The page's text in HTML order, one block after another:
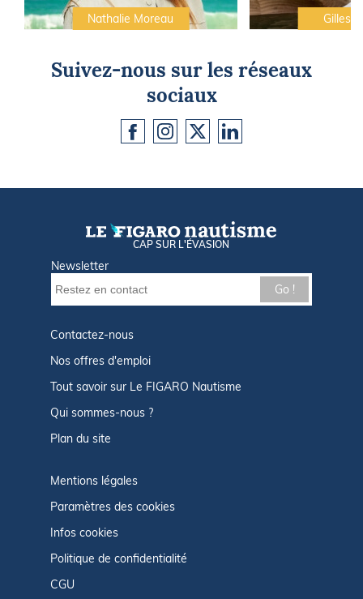
Nathalie Moreau Gilles
Suivez-nous sur les réseaux
sociaux
CAP SUR L'ÉVASION
Newsletter
Go !
Contactez-nous
Nos offres d'emploi
Tout savoir sur Le FIGARO Nautisme
Qui sommes-nous ?
Plan du site
Mentions légales
Paramètres des cookies
Infos cookies
Politique de confidentialité
CGU